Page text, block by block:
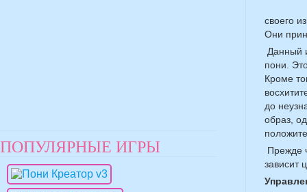
своего
Они
Данный
пони.
Кроме
до
образ,
Прежде
зависит
ПОПУЛЯРНЫЕ ИГРЫ